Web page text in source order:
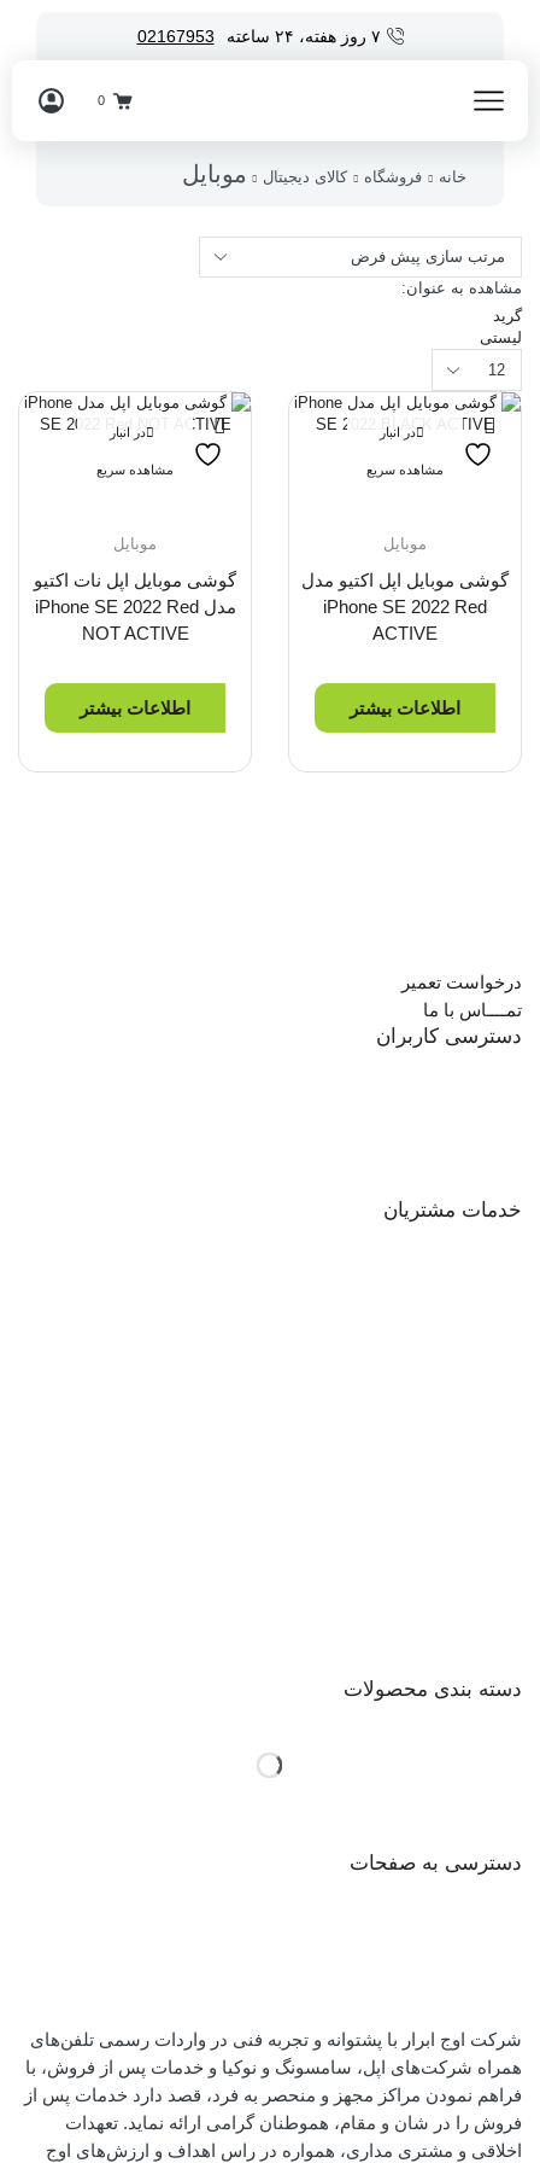
۷ روز هفته، ۲۴ ساعته 02167953
0
خانه فروشگاه کالای دیجیتال موبایل
مشاهده به عنوان:
گرید
لیستی
هر
صفحه
در انبار
باشد
مشاهده سریع
موبایل
گوشی موبایل اپل اکتیو مدل
iPhone SE 2022 Red
ACTIVE
اطلاعات بیشتر
در انبار
باشد
مشاهده سریع
موبایل
گوشی موبایل اپل نات اکتیو
مدل iPhone SE 2022 Red
NOT ACTIVE
اطلاعات بیشتر
درخواست تعمیر
تمــــاس با ما
دسترسی کاربران
خدمات مشتریان
دسته بندی محصولات
دسترسی به صفحات
شرکت اوج ابرار با پشتوانه و تجربه فنی در واردات رسمی تلفن‌های
همراه شرکت‌های اپل، سامسونگ و نوکیا و خدمات پس از فروش، با
فراهم نمودن مراکز مجهز و منحصر به فرد، قصد دارد خدمات پس از
فروش را در شان و مقام، هموطنان گرامی ارائه نماید. تعهدات
اخلاقی و مشتری مداری، همواره در راس اهداف و ارزش‌های اوج